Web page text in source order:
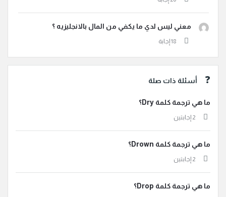
معني ليس لدي ما يكفي من المال بالانجليزيه ؟
أسئلة ذات صلة
ما هي ترجمة كلمة Dry؟
‫2 إجابتين
ما هي ترجمة كلمة Drown؟
‫2 إجابتين
ما هي ترجمة كلمة Drop؟